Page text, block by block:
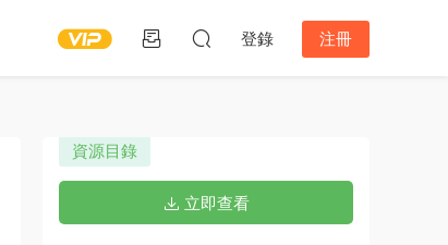
登錄 注冊
資源目錄
立即查看